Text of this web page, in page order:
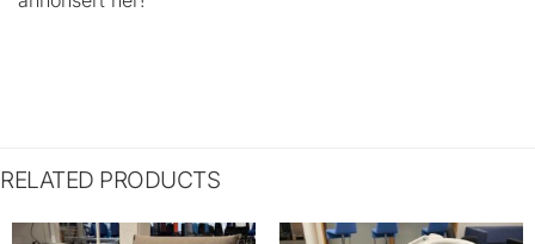
RELATED PRODUCTS